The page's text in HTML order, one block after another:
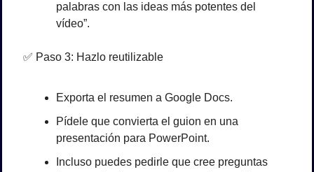
palabras con las ideas más potentes del
vídeo”.
✅ Paso 3: Hazlo reutilizable
Exporta el resumen a Google Docs.
Pídele que convierta el guion en una
presentación para PowerPoint.
Incluso puedes pedirle que cree preguntas